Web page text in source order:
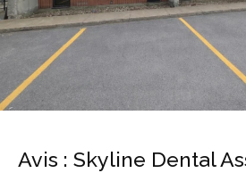
Avis : Skyline Dental